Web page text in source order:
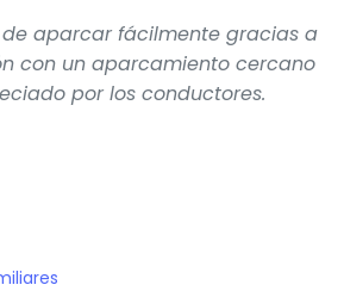
aparcar fácilmente gracias a
con un aparcamiento cercano
por los conductores.